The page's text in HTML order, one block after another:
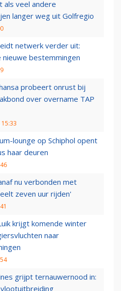
als veel andere
langer weg uit Golfregio
netwerk verder uit:
nieuwe bestemmingen
probeert onrust bij
over overname TAP
lounge op Schiphol opent
haar deuren
nu verbonden met
zeven uur rijden'
krijgt komende winter
naar
grijpt ternauwernood in: